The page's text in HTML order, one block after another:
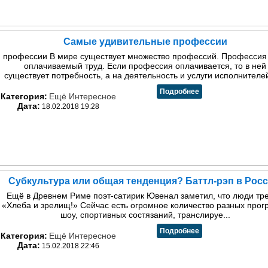
Самые удивительные профессии
профессии В мире существует множество профессий. Профессия
оплачиваемый труд. Если профессия оплачивается, то в ней
существует потребность, а на деятельность и услуги
Категория: Ещё Интересное
Дата: 18.02.2018 19:28
Подробнее
Субкультура или общая тенденция? Баттл-рэп в
Ещё в Древнем Риме поэт-сатирик Ювенал заметил, что люди
«Хлеба и зрелищ!» Сейчас есть огромное количество разных
шоу, спортивных состязаний, транслируе...
Категория: Ещё Интересное
Дата: 15.02.2018 22:46
Подробнее